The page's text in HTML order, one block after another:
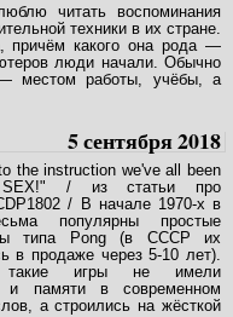
читать воспоминания
техники в их стране.
причём какого она рода —
люди начали. Обычно
— местом работы, учёбы, а
5 сентября 2018
the instruction we've all been
/ из статьи про
/ В начале 1970-х в
популярны простые
типа Pong (в СССР их
в продаже через 5-10 лет).
такие игры не имели
и памяти в современном
а строились на жёсткой